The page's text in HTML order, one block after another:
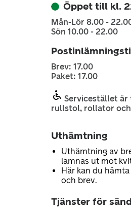
Öppet till kl.
Mån-Lör 8.00 -
Sön 10.00 - 22.00
Brev: 17.00
Paket: 17.00
Servicestället
rullstol, rollator
Uthämtning
Uthämtning av
lämnas ut mot
Här kan du
och brev.
Tjänster för